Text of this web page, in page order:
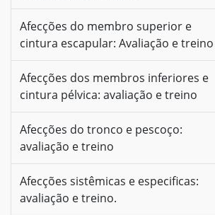
Afecções do membro superior e
cintura escapular: Avaliação e treino
Afecções dos membros inferiores e
cintura pélvica: avaliação e treino
Afecções do tronco e pescoço:
avaliação e treino
Afecções sistêmicas e especificas:
avaliação e treino.